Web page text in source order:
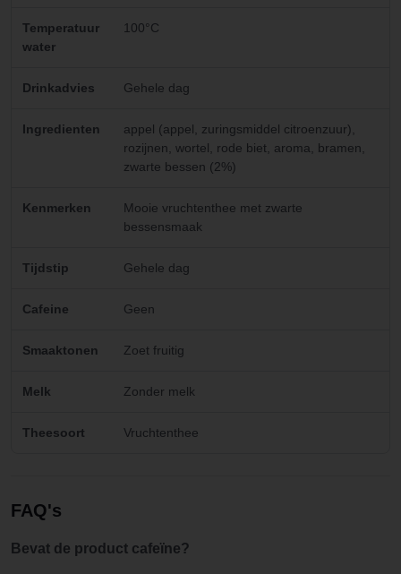
Temperatuur
water
100°C
Drinkadvies Gehele dag
Ingredienten
appel (appel, zuringsmiddel citroenzuur),
rozijnen, wortel, rode biet, aroma, bramen,
zwarte bessen (2%)
Kenmerken
Mooie vruchtenthee met zwarte
bessensmaak
Tijdstip Gehele dag
Cafeine Geen
Smaaktonen Zoet fruitig
Melk Zonder melk
Theesoort Vruchtenthee
FAQ's
Bevat de product cafeïne?